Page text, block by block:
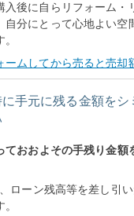
入後に自らリフォーム・
自分にとって心地よい空
ームしてから売ると売却
手元に残る金額をシ
ておおよその手残り金額
ローン残高等を差し引